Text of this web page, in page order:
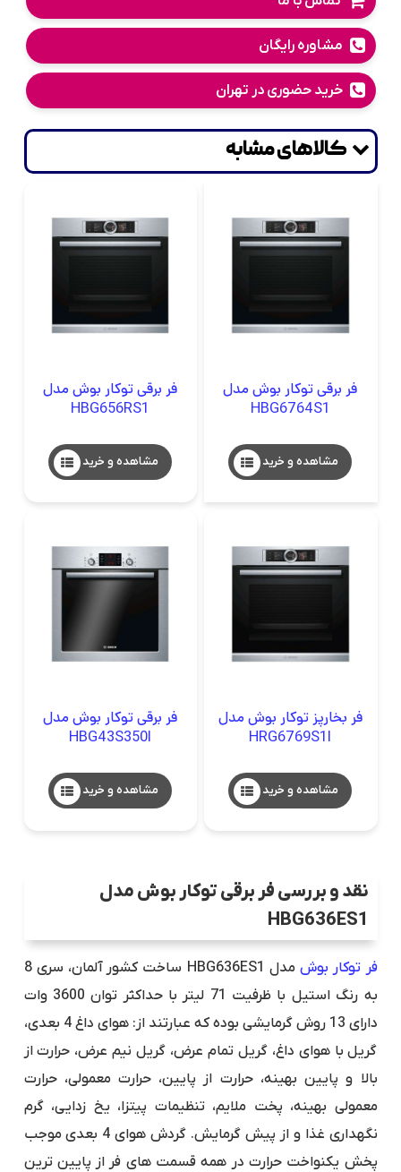
مشاوره رایگان
خرید حضوری در تهران
کالاهای مشابه
فر برقی توکار بوش مدل
HBG6764S1
مشاهده و خرید
فر برقی توکار بوش مدل
HBG656RS1
مشاهده و خرید
فر بخارپز توکار بوش مدل
HRG6769S1I
مشاهده و خرید
فر برقی توکار بوش مدل
HBG43S350I
مشاهده و خرید
نقد و بررسی فر برقی توکار بوش مدل
HBG636ES1
فر توکار بوش
مدل HBG636ES1 ساخت کشور آلمان، سری 8
به رنگ استیل با ظرفیت 71 لیتر با حداکثر توان 3600 وات
دارای 13 روش گرمایشی بوده که عبارتند از: هوای داغ 4 بعدی،
گریل با هوای داغ، گریل تمام عرض، گریل نیم عرض، حرارت از
بالا و پایین بهینه، حرارت از پایین، حرارت معمولی، حرارت
معمولی بهینه، پخت ملایم، تنظیمات پیتزا، یخ زدایی، گرم
نگهداری غذا و از پیش گرمایش. گردش هوای 4 بعدی موجب
پخش یکنواخت حرارت در همه قسمت های فر از پایین ترین